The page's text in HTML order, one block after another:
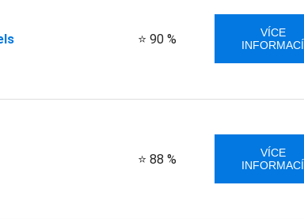
⭐ 90 %
VÍCE
INFORMACÍ
⭐ 88 %
VÍCE
INFORMACÍ